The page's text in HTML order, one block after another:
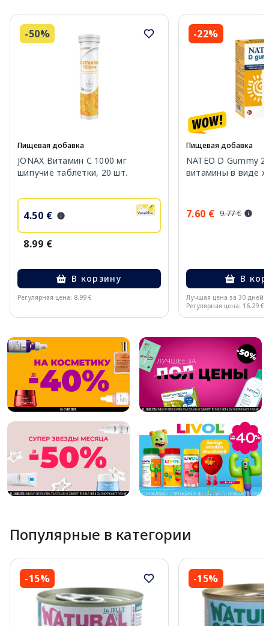
-50%
Пищевая добавка
JONAX Витамин С 1000 мг
шипучие таблетки, 20 шт.
4.50 €
8.99 €
В корзину
Регулярная цена: 8.99 €
-22%
Пищевая добавка
NATEO D Gummy
витамины в виде
7.60 € 9.77 €
В
Лучшая цена за 30 дней:
Регулярная цена: 16.29 €
Популярные в категории
-15% -15%